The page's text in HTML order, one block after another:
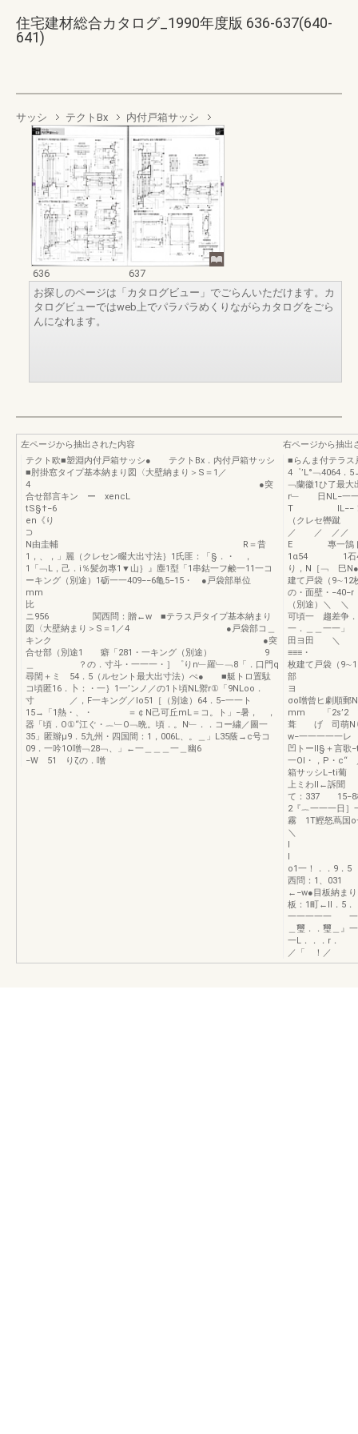
住宅建材総合カタログ_1990年度版 636-637(640-
641)
サッシ テクトBx 内付戸箱サッシ
636
637
お探しのページは「カタログビュー」でごらんいただけます。カ
タログビューではweb上でパラパラめくりながらカタログをごら
んになれます。
左ページから抽出された内容
テクト欧■塑淵内付戸箱サッシ● テクトBx．内付戸箱サッシ
■肘掛窓タイプ基本納まり図〈大壁納まり＞S＝1／
4 ●突
合せ部言キン ー xencL
en《り
N由圭輔 R＝昔
1，、，」麗（クレセン畷大出寸法｝1氏匪：「§．・ ，
1「﹁L，己．i％髪勿專1▼山｝』塵1型「1串鈷一フ鹸一11一コ
ーキング（別途）1砺一一409−−6亀5−15・ ●戸袋部単位
mm
比
ニ956 関西問：贈←w ■テラス戸タイプ基本納まり
図〈大壁納まり＞S＝1／4 ●戸袋部コ＿
キンク ●突
合せ部（別途1 癖「281・一キング（別途） 9
＿ ？の．寸斗・一一一・］゜りn﹂羅﹂﹁8「．口門q
尋閏＋ミ 54．5（ルセント最大出寸法）ぺ● ■艇トロ置駄
コ頃匿16．卜：・一｝1一’ンノ／の1ト頃NL禦r①「9NLoo．
寸 ／，F一キング／Io51［（別途）64．5−一一ト
15→「1熱・、・ ＝￠N己可丘mL＝コ。ト」−暑， ，
器「頃．O①“江ぐ・︷﹂O﹁晩。頃．。N﹂．．コー繍／圖一
35」匿辮μ9．5九州・四国間：1，006L、。＿」L35蔭→c号コ
09．一吟1O噌﹁28﹁、」←一＿＿＿一＿幽6
−W 51 りζの．噌
右ページから抽出
■らんま付テラス
4゜’L°﹁4064．
﹁蘭徽1ひ了最大
r﹂ 日
T IL−−！ 霧−
（クレセ
／ ／ ／
E 專一鵠ト
1α54 1石45
り，N［﹁ 巳
建て戸袋
の・面壁・
（別途）＼ ＼
可頃一 趨差争
一．＿＿
田ヨ田 ＼ ＼
≡≡≡・ ＼［
枚建て戸袋（
部 （12尺
ヨ
σo噌曾ヒ劇順
mm 「2s’2 1
葺 げ 司萌Nり
w−一一一一一レ
凹トーII§＋言
一OI・，P・c“
箱サッシ
上ミわII←
て：337 15−8枚
2『︷一一一
霧 1T鰹
＼ 1聖 箏
I I：
o1一！．
西問：1、031
←−w●目板納
板：1町←Il．5．
一一一一一 一
＿璽．．璽＿
一L
／「 ！